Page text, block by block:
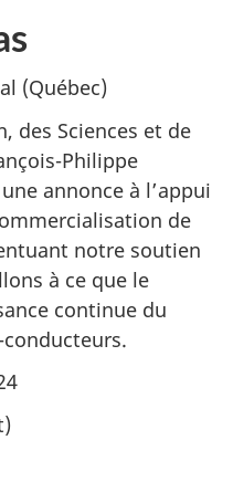
(Québec)
des Sciences et de
Philippe
annonce à l’appui
de
notre soutien
à ce que le
continue du